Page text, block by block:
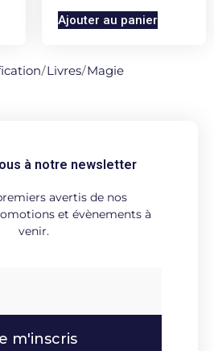
Ajouter au panier
/Livres/Magie
à notre newsletter
avertis de nos
et évènements à
venir.
m'inscris